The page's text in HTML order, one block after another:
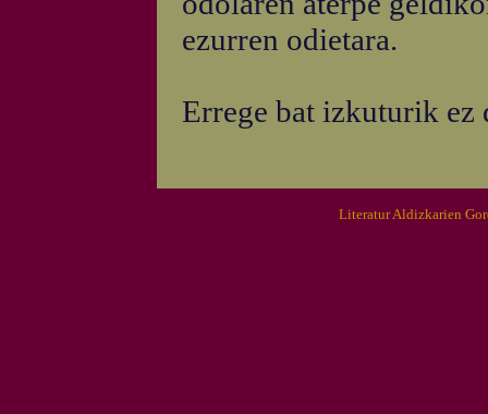
ezurren odietara.
Errege bat izkuturik ez
Literatur Aldizkarien